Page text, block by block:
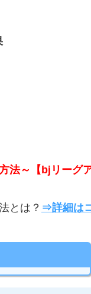
法～【bjリーグ
とは？ ⇒詳細は